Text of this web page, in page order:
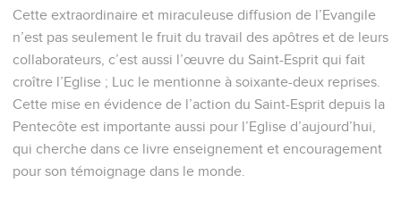
Cette extraordinaire et miraculeuse diffusion de l’Evangile
n’est pas seulement le fruit du travail des apôtres et de leurs
collaborateurs, c’est aussi l’œuvre du Saint-Esprit qui fait
croître l’Eglise ; Luc le mentionne à soixante-deux reprises.
Cette mise en évidence de l’action du Saint-Esprit depuis la
Pentecôte est importante aussi pour l’Eglise d’aujourd’hui,
qui cherche dans ce livre enseignement et encouragement
pour son témoignage dans le monde.